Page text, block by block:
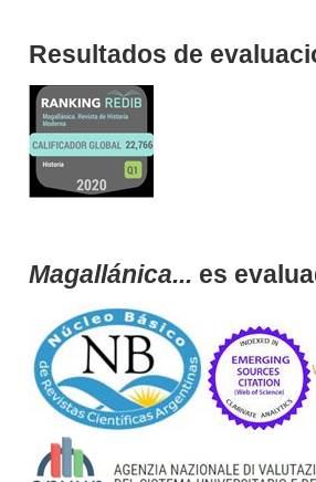
Resultados de
Magallánica... es